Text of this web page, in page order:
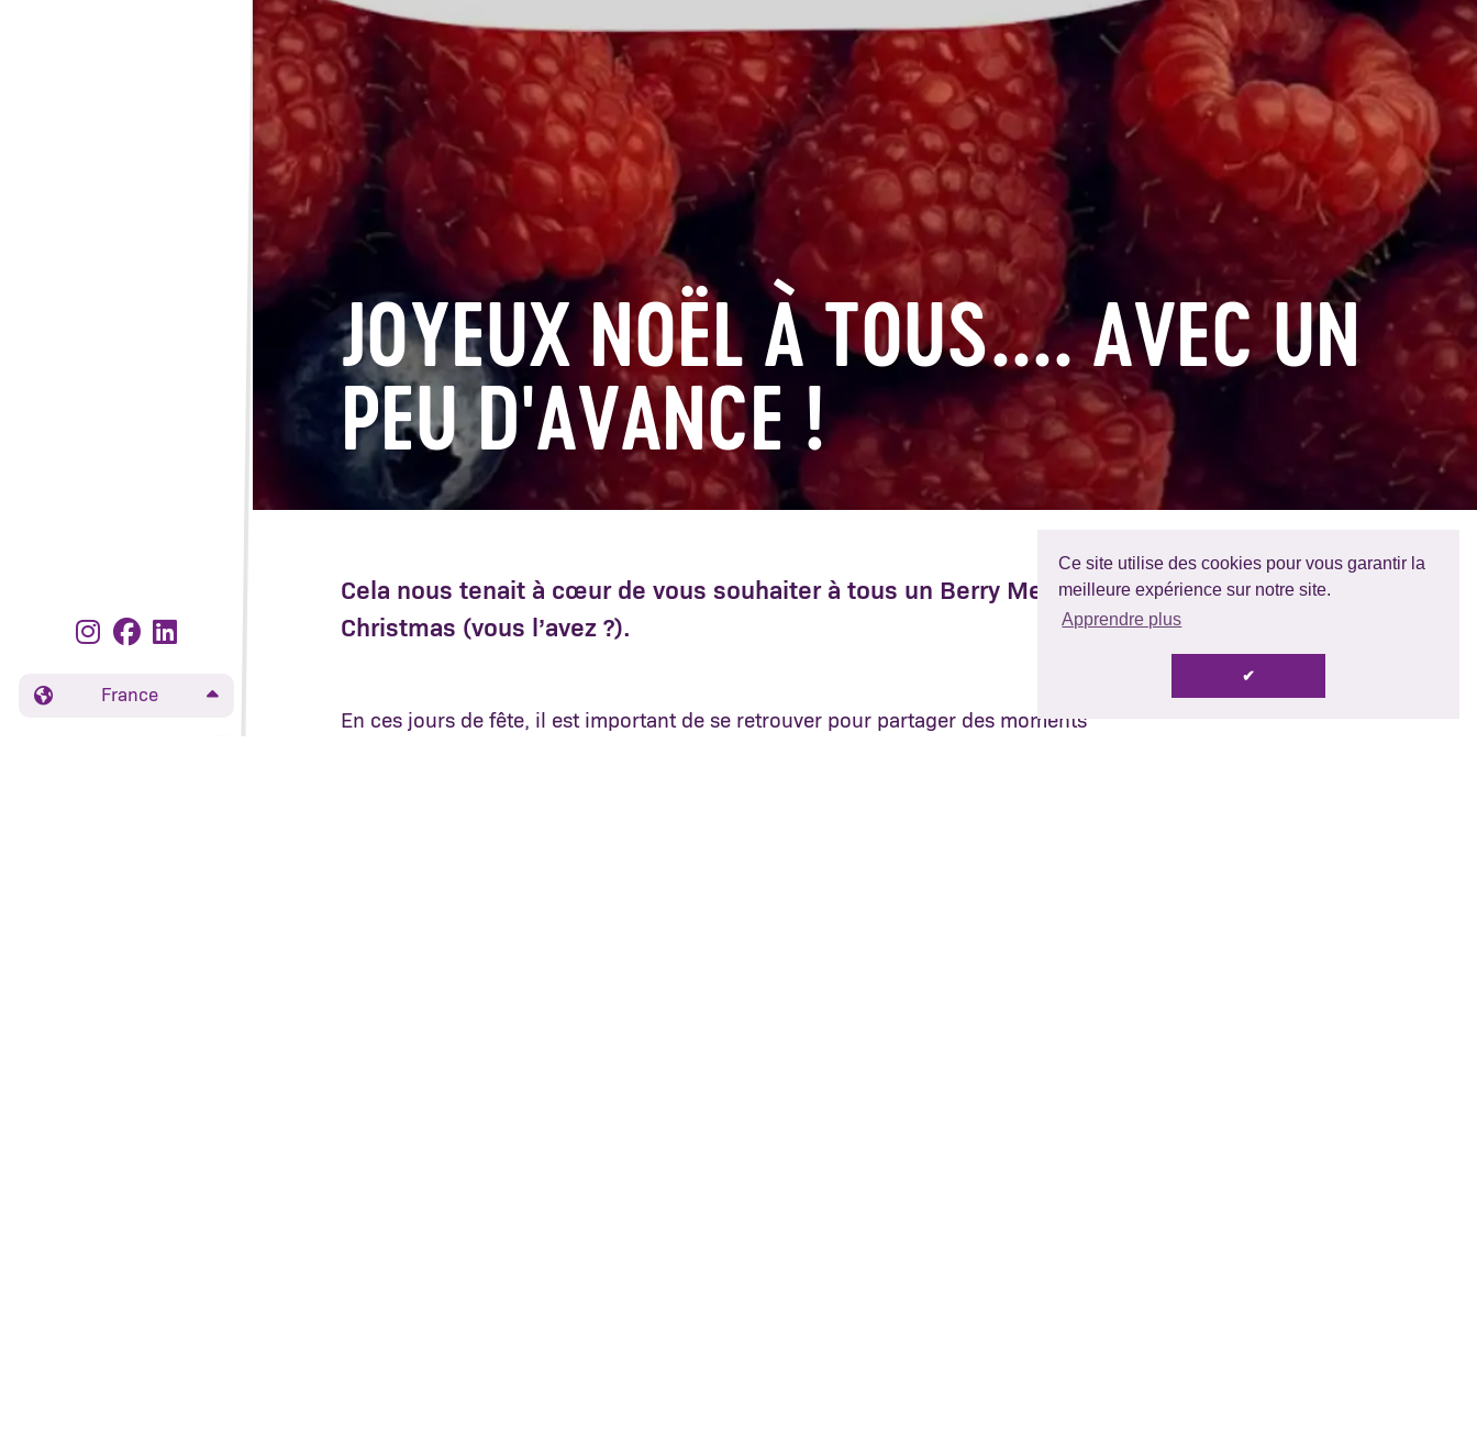
Ce site utilise des cookies pour vous garantir la
meilleure expérience sur notre site.
Apprendre plus
✔
France
JOYEUX NOËL À TOUS.... AVEC UN
PEU D'AVANCE !
Cela nous tenait à cœur de vous souhaiter à tous un Berry Merry
Christmas (vous l’avez ?).
En ces jours de fête, il est important de se retrouver pour partager des moments
Partager:
Posted:21 déc. 2020